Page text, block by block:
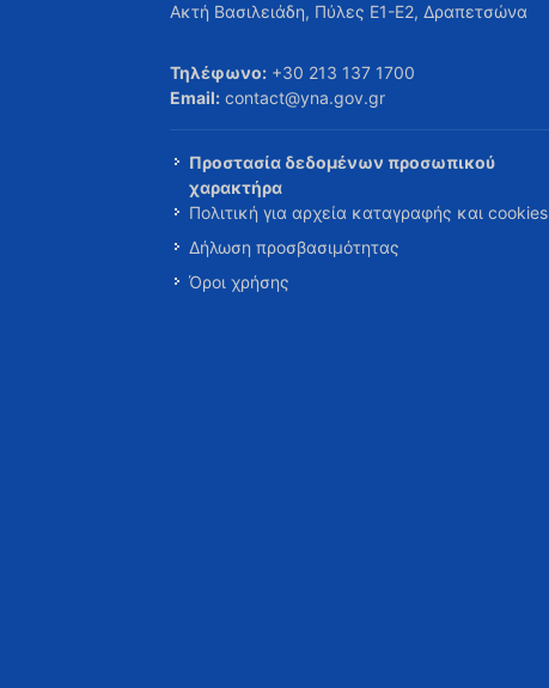
Ακτή Βασιλειάδη, Πύλες Ε1-Ε2, Δραπετσώνα
Τηλέφωνο: +30 213 137 1700
Email: contact@yna.gov.gr
Προστασία δεδομένων προσωπικού
χαρακτήρα
Πολιτική για αρχεία καταγραφής και cookies
Δήλωση προσβασιμότητας
Όροι χρήσης